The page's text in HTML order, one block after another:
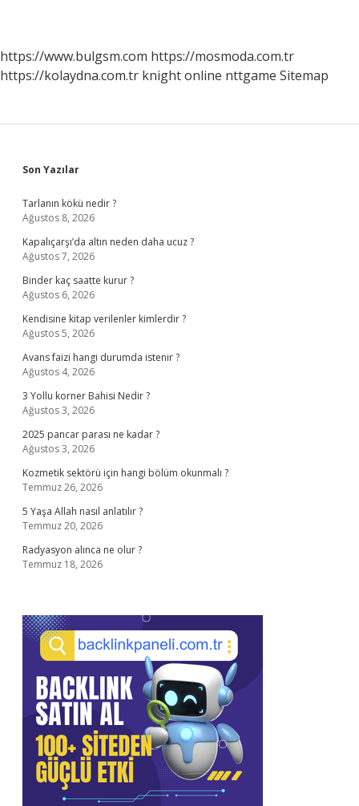
https://www.bulgsm.com https://mosmoda.com.tr
https://kolaydna.com.tr knight online nttgame Sitemap
Sidebar
Son Yazılar
Tarlanın kökü nedir ?
Ağustos 8, 2026
Kapalıçarşı’da altın neden daha ucuz ?
Ağustos 7, 2026
Binder kaç saatte kurur ?
Ağustos 6, 2026
Kendisine kitap verilenler kimlerdir ?
Ağustos 5, 2026
Avans faizi hangi durumda istenir ?
Ağustos 4, 2026
3 Yollu korner Bahisi Nedir ?
Ağustos 3, 2026
2025 pancar parası ne kadar ?
Ağustos 3, 2026
Kozmetik sektörü için hangi bölüm okunmalı ?
Temmuz 26, 2026
5 Yaşa Allah nasıl anlatılır ?
Temmuz 20, 2026
Radyasyon alınca ne olur ?
Temmuz 18, 2026